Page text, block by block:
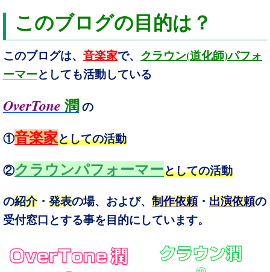
このブログの目的は？
このブログは、 音楽家で、 クラウン(道化師)パフォ
ーマーとしても活動している
OverTone 潤 の
①音楽家としての活動
②クラウンパフォーマーとしての活動
の紹介・ 発表の場、および、 制作依頼・ 出演依頼の
受付窓口とする事を目的にしています。